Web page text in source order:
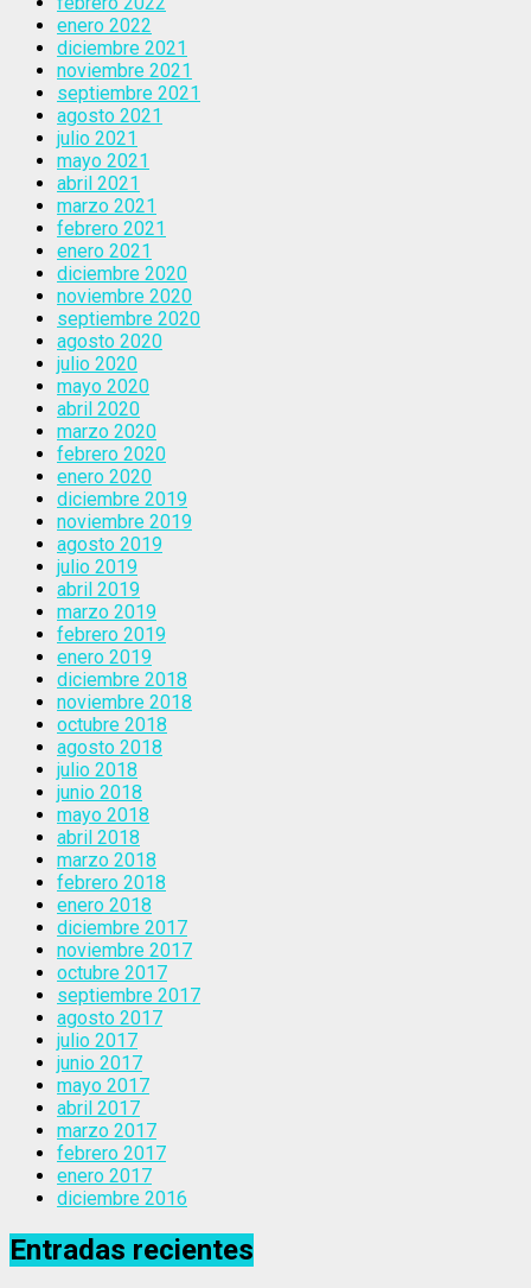
enero 2022
diciembre 2021
noviembre 2021
septiembre 2021
agosto 2021
julio 2021
mayo 2021
abril 2021
marzo 2021
febrero 2021
enero 2021
diciembre 2020
noviembre 2020
septiembre 2020
agosto 2020
julio 2020
mayo 2020
abril 2020
marzo 2020
febrero 2020
enero 2020
diciembre 2019
noviembre 2019
agosto 2019
julio 2019
abril 2019
marzo 2019
febrero 2019
enero 2019
diciembre 2018
noviembre 2018
octubre 2018
agosto 2018
julio 2018
junio 2018
mayo 2018
abril 2018
marzo 2018
febrero 2018
enero 2018
diciembre 2017
noviembre 2017
octubre 2017
septiembre 2017
agosto 2017
julio 2017
junio 2017
mayo 2017
abril 2017
marzo 2017
febrero 2017
enero 2017
diciembre 2016
Entradas recientes